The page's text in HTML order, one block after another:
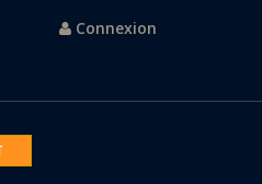
Connexion